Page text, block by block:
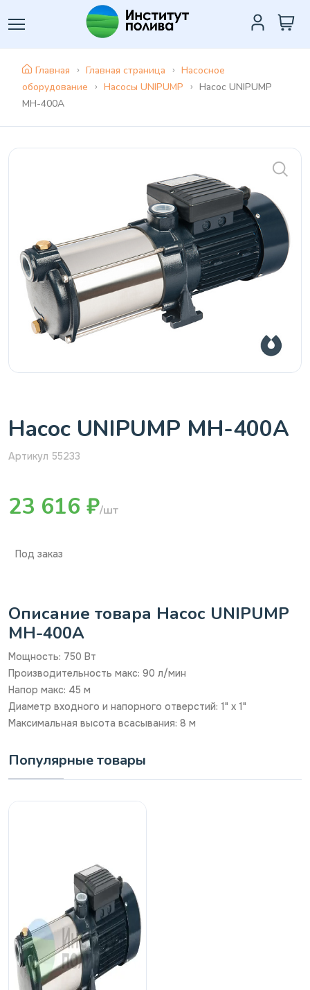
Главная Главная страница
Насосное
оборудование
Насосы UNIPUMP
Насос UNIPUMP
MH-400А
Насос UNIPUMP MH-400А
Артикул 55233
23 616 ₽/шт
Под заказ
Описание товара Насос UNIPUMP
MH-400А
Мощность: 750 Вт
Производительность макс: 90 л/мин
Напор макс: 45 м
Диаметр входного и напорного отверстий: 1" х 1"
Максимальная высота всасывания: 8 м
Популярные товары